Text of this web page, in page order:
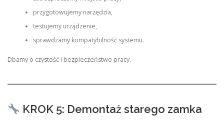
przygotowujemy narzędzia,
testujemy urządzenie,
sprawdzamy kompatybilność systemu.
Dbamy o czystość i bezpieczeństwo pracy.
KROK 5: Demontaż starego zamka